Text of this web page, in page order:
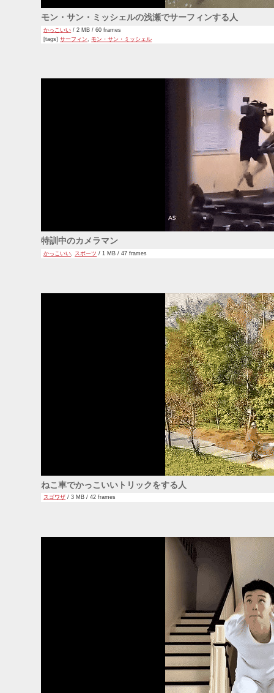
モン・サン・ミッシェルの浅瀬でサーフィンする人
かっこいい / 2 MB / 60 frames
[tags]サーフィン ,モン・サン・ミッシェル
特訓中のカメラマン
かっこいい スポーツ / 1 MB / 47 frames
ねこ車でかっこいいトリックをする人
スゴワザ / 3 MB / 42 frames